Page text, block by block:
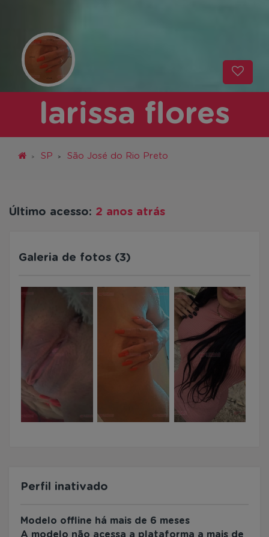
larissa flores
SP São José do Rio Preto
Último acesso: 2 anos atrás
Galeria de fotos (3)
Perfil inativado
Modelo offline há mais de 6 meses
A modelo não acessa a plataforma a mais de